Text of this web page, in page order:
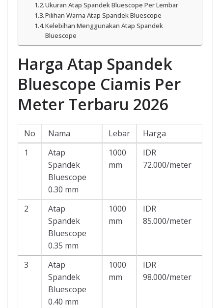
Ukuran Atap Spandek Bluescope Per Lembar
Pilihan Warna Atap Spandek Bluescope
Kelebihan Menggunakan Atap Spandek
Bluescope
Harga Atap Spandek
Bluescope Ciamis Per
Meter Terbaru 2026
No Nama Lebar
Harga
1
Atap
Spandek
Bluescope
0.30 mm
1000
mm
IDR
72.000/meter
2
Atap
Spandek
Bluescope
0.35 mm
1000
mm
IDR
85.000/meter
3
Atap
Spandek
Bluescope
0.40 mm
1000
mm
IDR
98.000/meter